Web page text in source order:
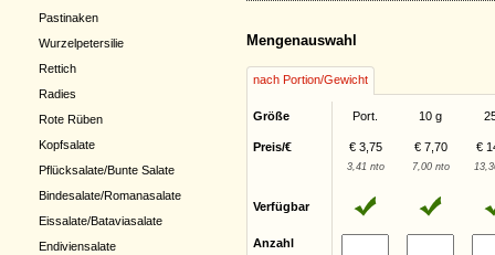
Pastinaken
Wurzelpetersilie
Rettich
Radies
Rote Rüben
Kopfsalate
Pflücksalate/Bunte Salate
Bindesalate/Romanasalate
Eissalate/Bataviasalate
Endiviensalate
Mengenauswahl
nach Portion/Gewicht
Größe Port. 10 g
Preis/€ € 3,75 € 7,70 €
3,41 nto 7,00 nto
Verfügbar
Anzahl